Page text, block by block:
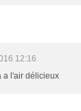
12:16
a l'air délicieux